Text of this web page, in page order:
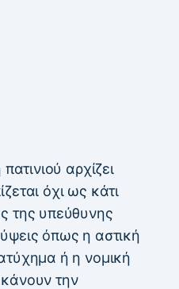
αρχίζει
όχι ως κάτι
της υπεύθυνης
όπως η αστική
ή η νομική
την